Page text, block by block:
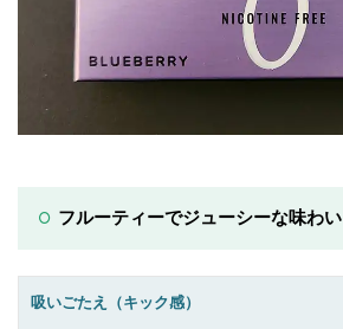
フルーティーでジューシーな味わい
吸いごたえ（キック感）